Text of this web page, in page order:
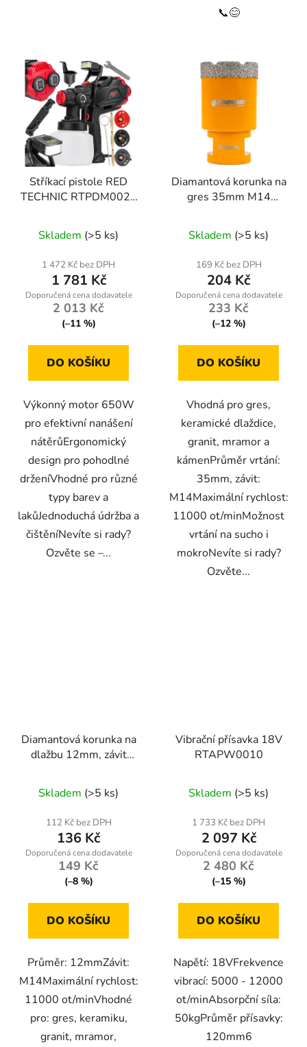
📞😊
Stříkací pistole RED
TECHNIC RTPDM0020
Skladem (>5 ks)
1 472 Kč bez DPH
1 781 Kč
2 013 Kč
(–11 %)
DO KOŠÍKU
Výkonný motor 650W
pro efektivní nanášení
nátěrůErgonomický
design pro pohodlné
drženíVhodné pro různé
typy barev a
lakůJednoduchá údržba a
čištěníNevíte si rady?
Ozvěte se –...
Diamantová korunka na
gres 35mm M14
Skladem (>5 ks)
169 Kč bez DPH
204 Kč
233 Kč
(–12 %)
DO KOŠÍKU
Vhodná pro gres,
keramické dlaždice,
granit, mramor a
kámenPrůměr vrtání:
35mm, závit:
M14Maximální rychlost:
11000 ot/minMožnost
vrtání na sucho i
mokroNevíte si rady?
Ozvěte...
Diamantová korunka na
dlažbu 12mm, závit
Skladem (>5 ks)
112 Kč bez DPH
136 Kč
149 Kč
(–8 %)
DO KOŠÍKU
Průměr: 12mmZávit:
M14Maximální rychlost:
11000 ot/minVhodné
pro: gres, keramiku,
granit, mramor,
Vibrační přísavka 18V
RTAPW0010
Skladem (>5 ks)
1 733 Kč bez DPH
2 097 Kč
2 480 Kč
(–15 %)
DO KOŠÍKU
Napětí: 18VFrekvence
vibrací: 5000 - 12000
ot/minAbsorpční síla:
50kgPrůměr přísavky:
120mm6